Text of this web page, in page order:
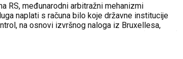
RS, međunarodni arbitražni mehanizmi
naplati s računa bilo koje državne institucije
na osnovi izvršnog naloga iz Bruxellesa,